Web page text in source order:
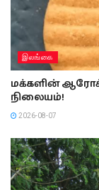
இலங்கை
மக்களின்
நிலையம்!
2026-08-07